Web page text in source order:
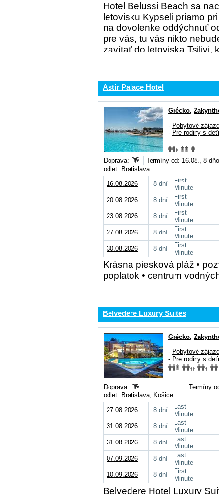
Hotel Belussi Beach sa
letovisku Kypseli priamo
na dovolenke oddýchnuť
pre vás, tu vás nikto
zavítať do letoviska Tsilivi,
Astir Palace Hotel
Grécko,
- Pobytové
- Pre rodiny s
Doprava:
Termíny od: 16.08., 8
odlet: Bratislava
16.08.2026
8 dní
First
Minute
20.08.2026
8 dní
First
Minute
23.08.2026
8 dní
First
Minute
27.08.2026
8 dní
First
Minute
30.08.2026
8 dní
First
Minute
Krásna piesková pláž •
poplatok • centrum
Belvedere Luxury Suites
Grécko,
- Pobytové
- Pre rodiny s
Doprava:
Termíny
odlet: Bratislava, Košice
27.08.2026
8 dní
Last
Minute
31.08.2026
8 dní
Last
Minute
31.08.2026
8 dní
Last
Minute
07.09.2026
8 dní
Last
Minute
10.09.2026
8 dní
First
Minute
Belvedere Hotel Luxury